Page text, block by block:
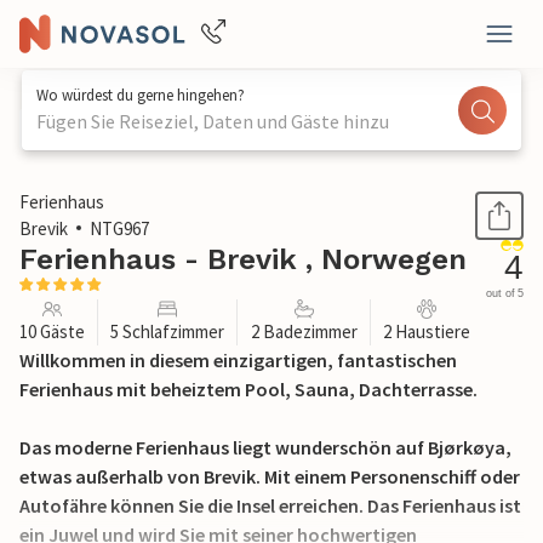
Wo würdest du gerne hingehen?
Fügen Sie Reiseziel, Daten und Gäste hinzu
1 / 44
Ferienhaus
Brevik
NTG967
Ferienhaus - Brevik , Norwegen 4
out of 5
10 Gäste 5 Schlafzimmer 2 Badezimmer 2 Haustiere
Willkommen in diesem einzigartigen, fantastischen
Ferienhaus mit beheiztem Pool, Sauna, Dachterrasse.
Das moderne Ferienhaus liegt wunderschön auf Bjørkøya,
etwas außerhalb von Brevik. Mit einem Personenschiff oder
Autofähre können Sie die Insel erreichen. Das Ferienhaus ist
ein Juwel und wird Sie mit seiner hochwertigen